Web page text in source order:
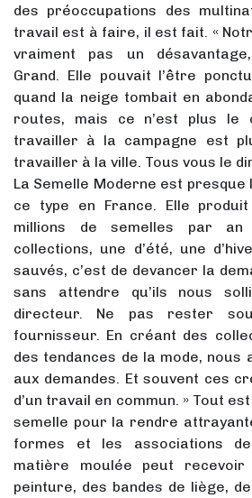
des préoccupations des
travail est à faire, il est fait. «
vraiment pas un
Grand. Elle pouvait l’être
quand la neige tombait en
routes, mais ce n’est plus le
travailler à la campagne est
travailler à la ville. Tous vous le
La Semelle Moderne est
ce type en France. Elle
millions de semelles par
collections, une d’été, une
sauvés, c’est de devancer la
sans attendre qu’ils nous
directeur. Ne pas rester
fournisseur. En créant des
des tendances de la mode, nous
aux demandes. Et souvent ces
d’un travail en commun. » Tout
semelle pour la rendre
formes et les associations
matière moulée peut
peinture, des bandes de liège,